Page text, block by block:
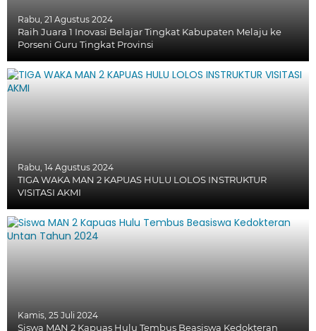
Rabu, 21 Agustus 2024
Raih Juara 1 Inovasi Belajar Tingkat Kabupaten Melaju ke
Porseni Guru Tingkat Provinsi
Rabu, 14 Agustus 2024
TIGA WAKA MAN 2 KAPUAS HULU LOLOS INSTRUKTUR
VISITASI AKMI
Kamis, 25 Juli 2024
Siswa MAN 2 Kapuas Hulu Tembus Beasiswa Kedokteran